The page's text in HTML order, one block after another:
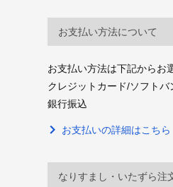
お支払い方法について
お支払い方法は下記からお
クレジットカード/ソフト
銀行振込
お支払いの詳細はこちら
なりすまし・いたずら注